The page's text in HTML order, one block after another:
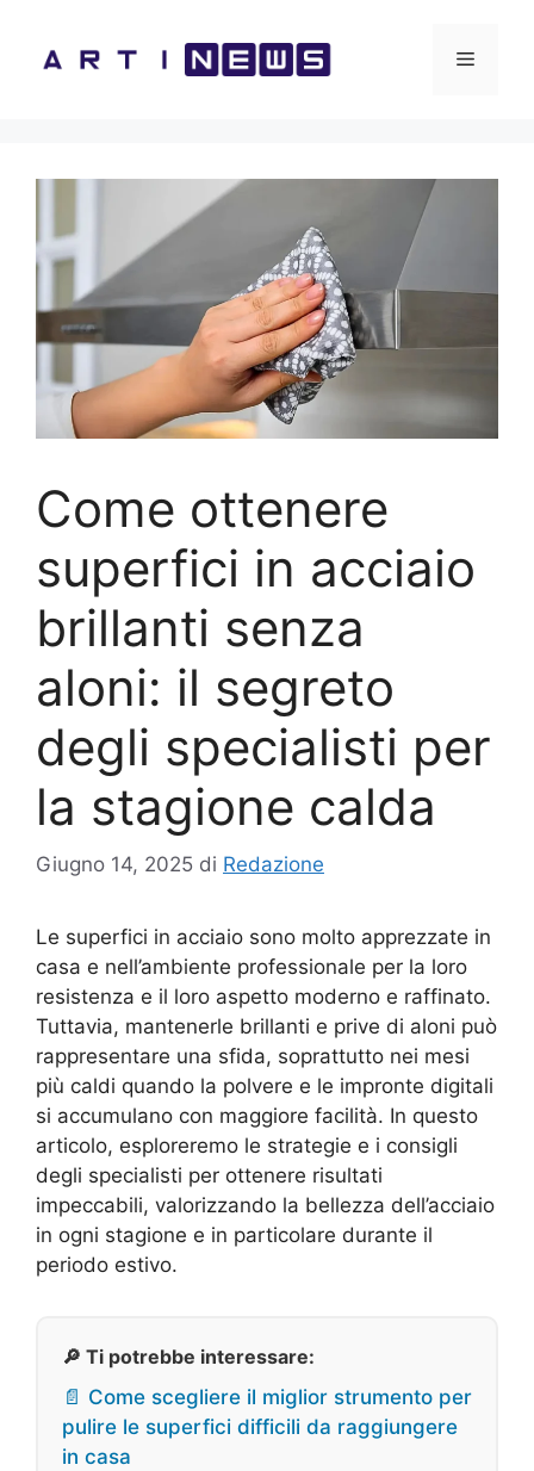
contenuto
Menu
Come ottenere
superfici in acciaio
brillanti senza
aloni: il segreto
degli specialisti per
la stagione calda
Giugno 14, 2025 di Redazione
Le superfici in acciaio sono molto apprezzate in
casa e nell’ambiente professionale per la loro
resistenza e il loro aspetto moderno e raffinato.
Tuttavia, mantenerle brillanti e prive di aloni può
rappresentare una sfida, soprattutto nei mesi
più caldi quando la polvere e le impronte digitali
si accumulano con maggiore facilità. In questo
articolo, esploreremo le strategie e i consigli
degli specialisti per ottenere risultati
impeccabili, valorizzando la bellezza dell’acciaio
in ogni stagione e in particolare durante il
periodo estivo.
🔎 Ti potrebbe interessare:
📄 Come scegliere il miglior strumento per
pulire le superfici difficili da raggiungere
in casa